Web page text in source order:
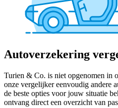
Autoverzekering
Turien & Co. is niet opgenomen in
onze vergelijker eenvoudig andere
de beste opties voor jouw situatie
ontvang direct een overzicht van